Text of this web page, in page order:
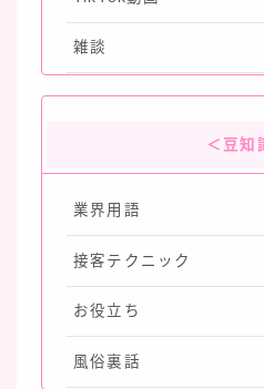
雑談
＜豆知
業界用語
接客テクニック
お役立ち
風俗裏話